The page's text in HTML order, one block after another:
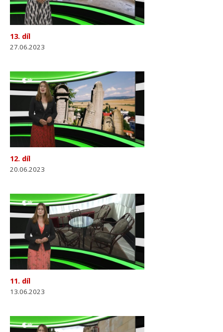
13. díl
27.06.2023
12. díl
20.06.2023
11. díl
13.06.2023